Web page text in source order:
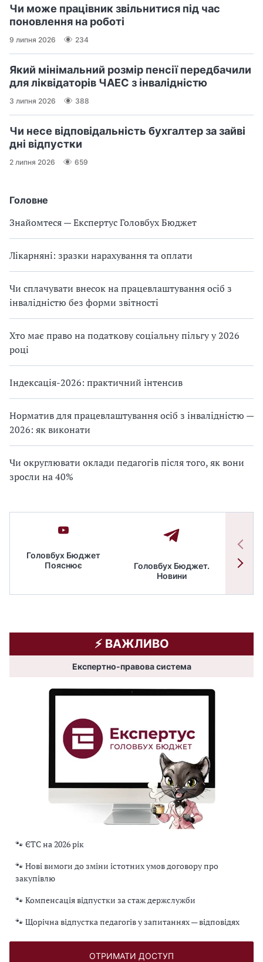
Головне
Знайомтеся — Експертус Головбух Бюджет
Лікарняні: зразки нарахування та оплати
Чи сплачувати внесок на працевлаштування осіб з
інвалідністю без форми звітності
Хто має право на податкову соціальну пільгу у 2026
році
Індексація-2026: практичний інтенсив
Норматив для працевлаштування осіб з інвалідністю —
2026: як виконати
Чи округлювати оклади педагогів після того, як вони
зросли на 40%
Головбух Бюджет
Пояснює
Головбух Бюджет.
Новини
Чи може працівник звільнитися під час
поновлення на роботі
9 липня 2026 234
Який мінімальний розмір пенсії передбачили
для ліквідаторів ЧАЕС з інвалідністю
3 липня 2026 388
Чи несе відповідальність бухгалтер за зайві
дні відпустки
2 липня 2026 659
⚡️ ВАЖЛИВО
Експертно-правова система
🐾 ЄТС на 2026 рік
🐾 Нові вимоги до зміни істотних умов договору про
закупівлю
🐾 Компенсація відпустки за стаж держслужби
🐾 Щорічна відпустка педагогів у запитаннях — відповідях
ОТРИМАТИ ДОСТУП